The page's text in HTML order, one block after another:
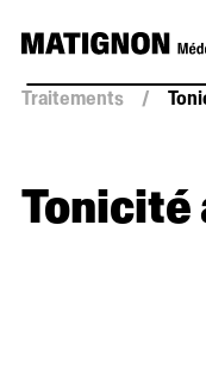
Traitements /
Tonicité